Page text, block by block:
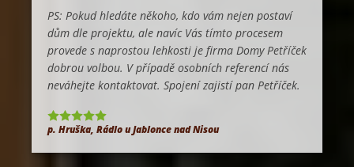
PS: Pokud hledáte někoho, kdo vám nejen postaví
dům dle projektu, ale navíc Vás tímto procesem
provede s naprostou lehkosti je firma Domy Petříček
dobrou volbou. V případě osobních referencí nás
neváhejte kontaktovat. Spojení zajistí pan Petříček.
p. Hruška, Rádlo u Jablonce nad Nisou